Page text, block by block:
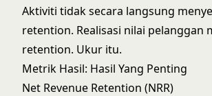
Aktiviti tidak secara langsung
retention. Realisasi nilai pelanggan
retention. Ukur itu.
Metrik Hasil: Hasil Yang Penting
Net Revenue Retention (NRR)